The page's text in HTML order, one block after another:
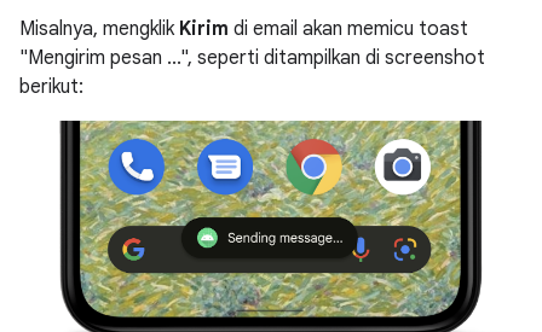
Misalnya, mengklik Kirim di email akan memicu toast
"Mengirim pesan ...", seperti ditampilkan di screenshot
berikut: